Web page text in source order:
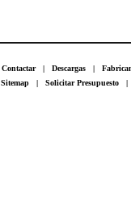
Contactar| Descargas |
Sitemap | Solicitar Presupuesto